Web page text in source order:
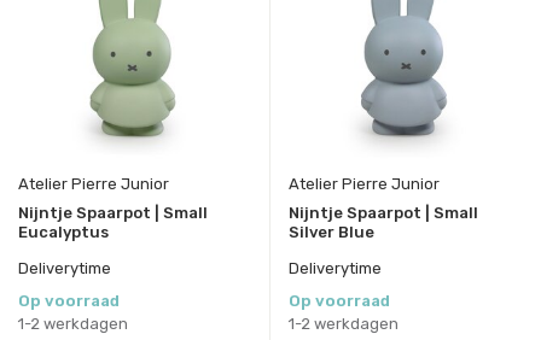
Atelier Pierre Junior
Nijntje Spaarpot | Small
Eucalyptus
Deliverytime
Op voorraad
1-2 werkdagen
Atelier Pierre Junior
Nijntje Spaarpot | Small
Silver Blue
Deliverytime
Op voorraad
1-2 werkdagen